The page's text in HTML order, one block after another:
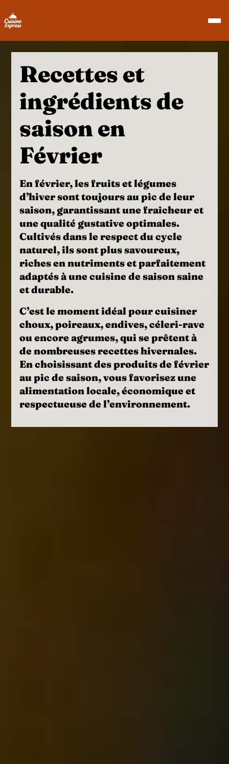
Recettes et
ingrédients de
saison en
Février
En février, les fruits et légumes
d’hiver sont toujours aupic de leur
saison, garantissant une fraîcheur et
une qualité gustative optimales.
Cultivés dans le respect du cycle
naturel, ils sont plus savoureux,
riches en nutriments et parfaitement
adaptés à une cuisine de saison saine
et durable.
C’est le moment idéal pour cuisiner
choux, poireaux, endives, céleri-rave
ou encore agrumes, qui se prêtent à
de nombreuses recettes hivernales.
En choisissant des produits defévrier
au pic de saison, vous favorisez une
alimentation locale, économique et
respectueuse de l’environnement.